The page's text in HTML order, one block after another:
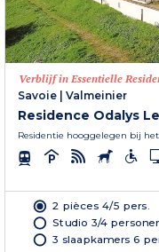
Verblijf in Essentielle
Savoie
Valmeinier
Residence Odalys
Residentie hooggelegen bij
2 pièces 4/5 pers.
Studio 3/4
3 slaapkamers 6